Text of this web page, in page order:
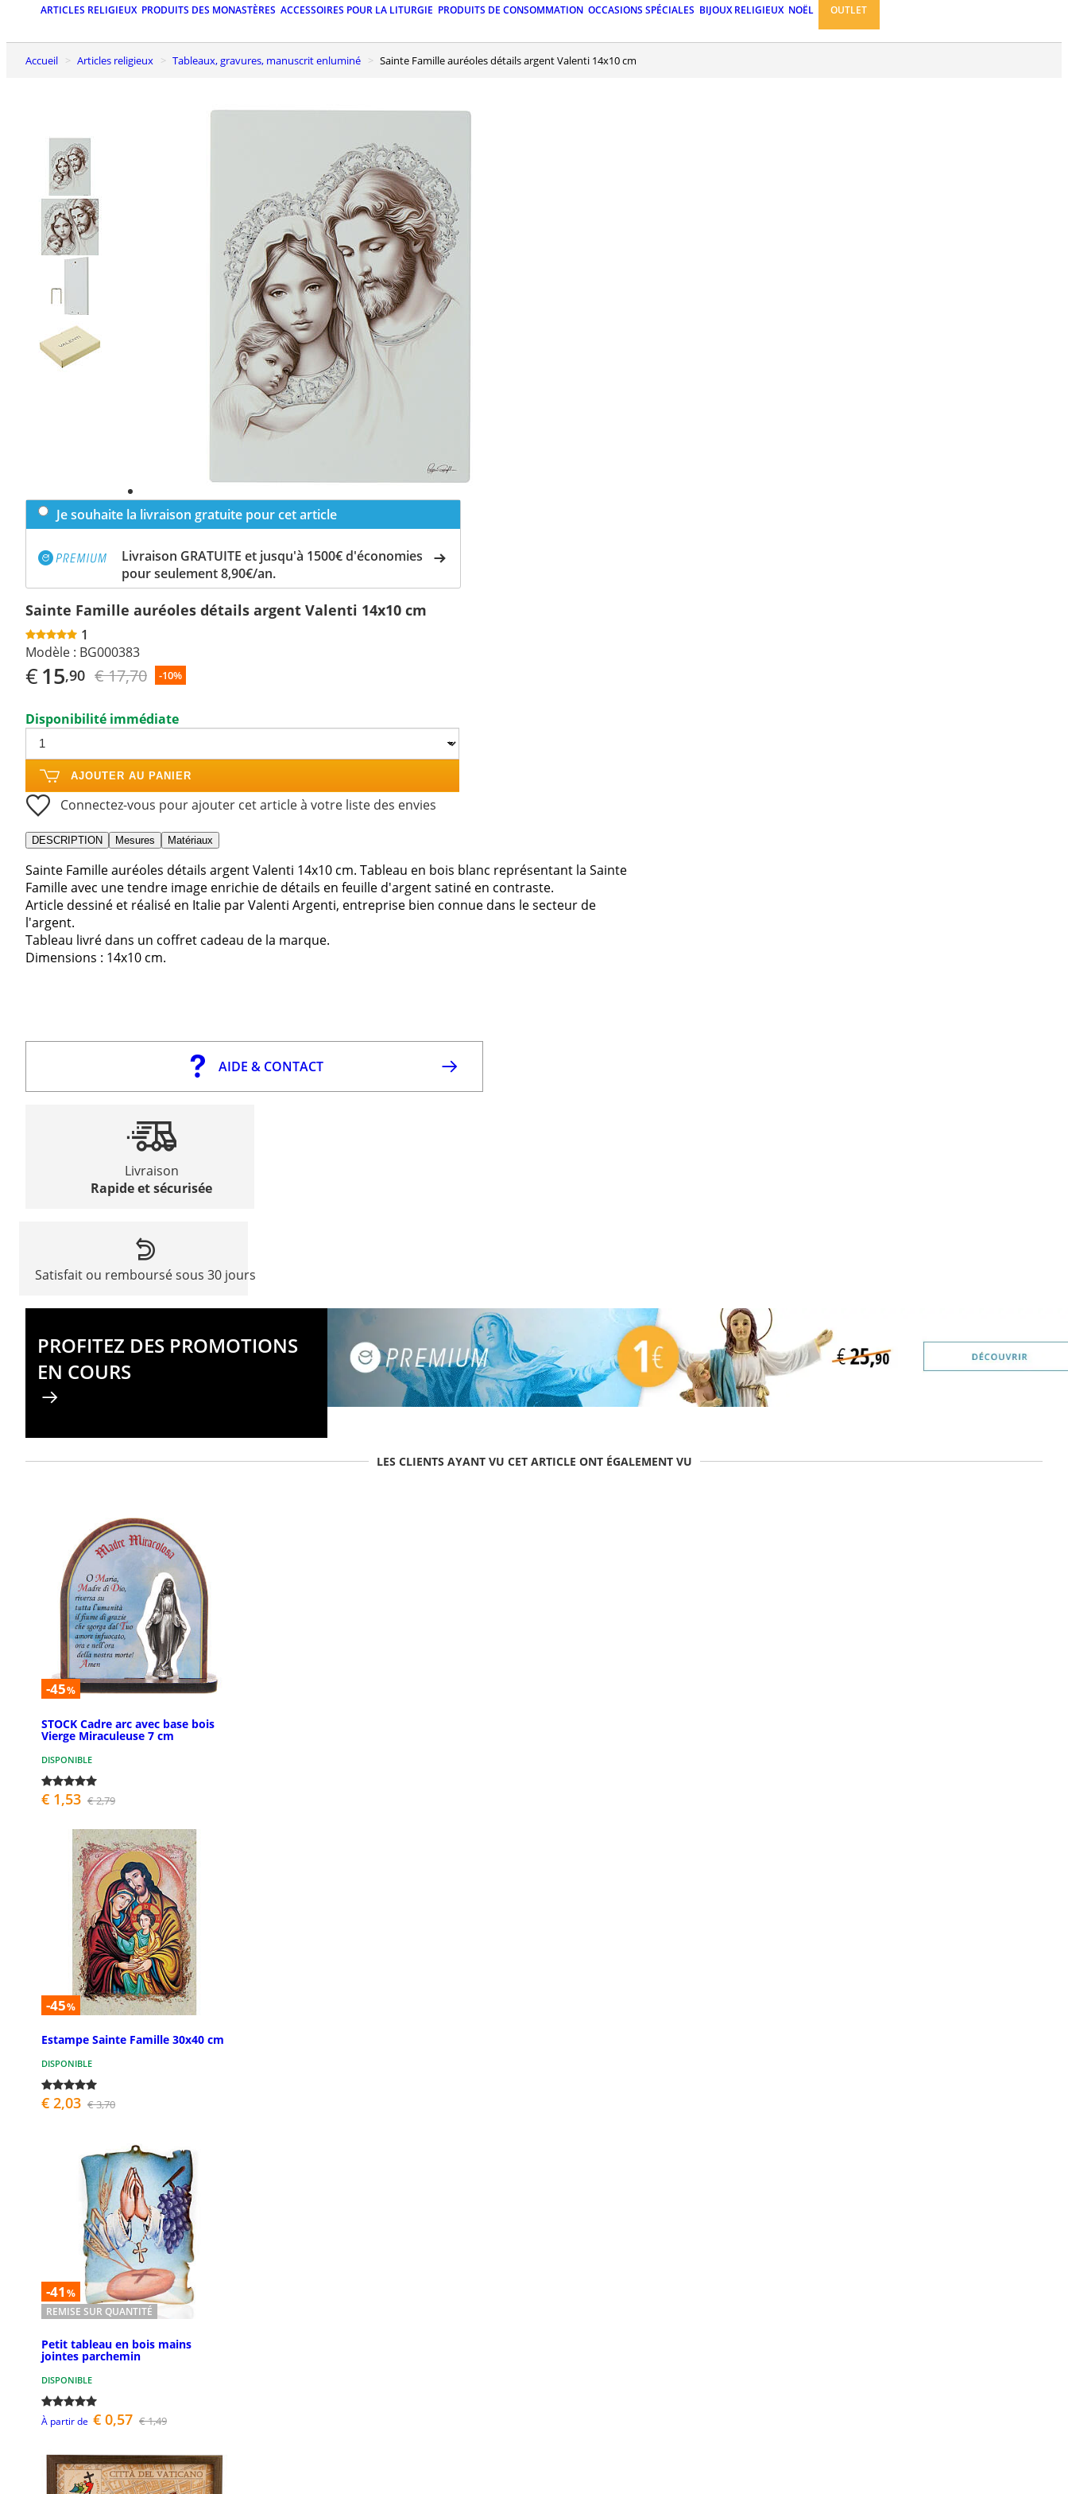
ARTICLES RELIGIEUX PRODUITS DES MONASTÈRES ACCESSOIRES POUR LA LITURGIE PRODUITS DE CONSOMMATION OCCASIONS SPÉCIALES BIJOUX RELIGIEUX NOËL OUTLET
Accueil Articles religieux Tableaux, gravures, manuscrit enluminé Sainte Famille auréoles détails argent Valenti 14x10 cm
Je souhaite la livraison gratuite pour cet article
Livraison GRATUITE et jusqu'à 1500€ d'économies
pour seulement 8,90€/an.
Sainte Famille auréoles détails argent Valenti 14x10 cm
1
Modèle : BG000383
€15,90 € 17,70 -10%
Disponibilité immédiate
AJOUTER AU PANIER
Connectez-vous pour ajouter cet article à votre liste des envies
DESCRIPTION Mesures Matériaux
Sainte Famille auréoles détails argent Valenti 14x10 cm. Tableau en bois blanc représentant la Sainte
Famille avec une tendre image enrichie de détails en feuille d'argent satiné en contraste.
Article dessiné et réalisé en Italie par Valenti Argenti, entreprise bien connue dans le secteur de
l'argent.
Tableau livré dans un coffret cadeau de la marque.
Dimensions : 14x10 cm.
AIDE & CONTACT
Livraison
Rapide et sécurisée
Satisfait ou remboursé sous 30 jours
PROFITEZ DES PROMOTIONS
EN COURS
LES CLIENTS AYANT VU CET ARTICLE ONT ÉGALEMENT VU
-45%
STOCK Cadre arc avec base bois
Vierge Miraculeuse 7 cm
DISPONIBLE
€ 1,53 € 2,79
-45%
Estampe Sainte Famille 30x40 cm
DISPONIBLE
€ 2,03 € 3,70
-41 %
REMISE SUR QUANTITÉ
Petit tableau en bois mains
jointes parchemin
DISPONIBLE
À partir de € 0,57 € 1,49